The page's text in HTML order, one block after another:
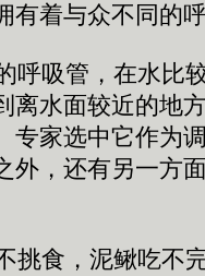
有着与众不同的
吸管，在水比
离水面较近的地
专家选中它作为
外，还有另一方
食，泥鳅吃不